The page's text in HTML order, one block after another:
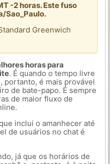
-2 horas. Este fuso
Sao_Paulo.
Greenwich
horas para
. É quando o tempo livre
portanto, é mais provável
de bate-papo. É sempre
de maior fluxo de
inclui o amanhecer até
de usuários no chat é
já que os horários de